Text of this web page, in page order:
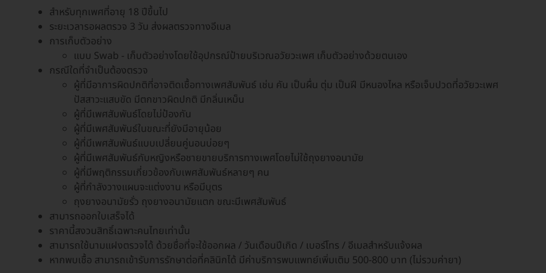
สำหรับทุกเพศที่อายุ 18 ปีขึ้นไป
ระยะเวลารอผลตรวจ 3 วัน ส่งผลตรวจทางอีเมล
การเก็บตัวอย่าง
แบบ Swab - เก็บตัวอย่างโดยใช้อุปกรณ์ป้ายบริเวณอวัยวะเพศ เก็บตัวอย่างด้วยตนเอง
กรณีใดที่จำเป็นต้องตรวจ
ผู้ที่มีอาการผิดปกติที่อาจติดเชื้อทางเพศสัมพันธ์ เช่น คัน เป็นผื่น ตุ่ม เป็นฝี มีหนองไหล หรือเจ็บปวดที่อวัยวะเพศ
ปัสสาวะแสบขัด มีตกขาวผิดปกติ มีกลิ่นเหม็น
ผู้ที่มีเพศสัมพันธ์โดยไม่ป้องกัน
ผู้ที่มีเพศสัมพันธ์ในขณะที่ยังมีอายุน้อย
ผู้ที่มีเพศสัมพันธ์แบบเปลี่ยนคู่นอนบ่อยๆ
ผู้ที่มีเพศสัมพันธ์กับหญิงหรือชายขายบริการทางเพศโดยไม่ใช้ถุงยางอนามัย
ผู้ที่มีพฤติกรรมเกี่ยวข้องกับเพศสัมพันธ์หลายๆ คน
ผู้ที่กำลังวางแผนจะแต่งงาน หรือมีบุตร
ถุงยางอนามัยรั่ว ถุงยางอนามัยแตก ขณะมีเพศสัมพันธ์
สามารถออกใบเสร็จได้
ราคานี้สงวนสิทธิ์เฉพาะคนไทยเท่านั้น
สามารถใช้นามแฝงตรวจได้ ด้วยชื่อที่จะใช้ออกผล / วันเดือนปีเกิด / เบอร์โทร / อีเมลสำหรับแจ้งผล
หากพบเชื้อ สามารถเข้ารับการรักษาต่อที่คลินิกได้ มีค่าบริการพบแพทย์เพิ่มเติม 500-800 บาท (ไม่รวมค่ายา)